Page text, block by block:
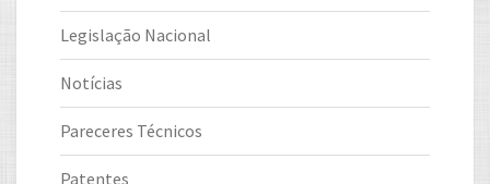
Legislação Nacional
Notícias
Pareceres Técnicos
Patentes